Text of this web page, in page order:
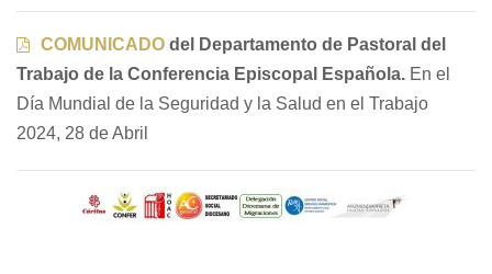
COMUNICADO del Departamento de Pastoral del
Trabajo de la Conferencia Episcopal Española. En el
Día Mundial de la Seguridad y la Salud en el Trabajo
2024, 28 de Abril